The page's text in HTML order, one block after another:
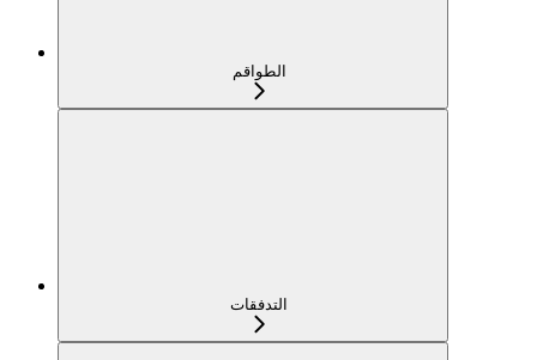
الطواقم
التدفقات